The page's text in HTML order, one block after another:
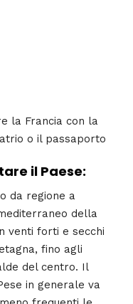
la Francia con la
o il passaporto
il Paese:
da regione a
della
venti forti e secchi
fino agli
del centro. Il
in generale va